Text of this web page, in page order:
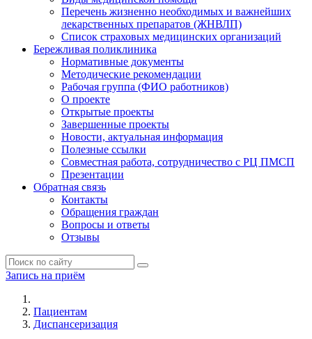
Перечень жизненно необходимых и важнейших
лекарственных препаратов (ЖНВЛП)
Список страховых медицинских организаций
Бережливая поликлиника
Нормативные документы
Методические рекомендации
Рабочая группа (ФИО работников)
О проекте
Открытые проекты
Завершенные проекты
Новости, актуальная информация
Полезные ссылки
Совместная работа, сотрудничество с РЦ ПМСП
Презентации
Обратная связь
Контакты
Обращения граждан
Вопросы и ответы
Отзывы
Запись на приём
Пациентам
Диспансеризация